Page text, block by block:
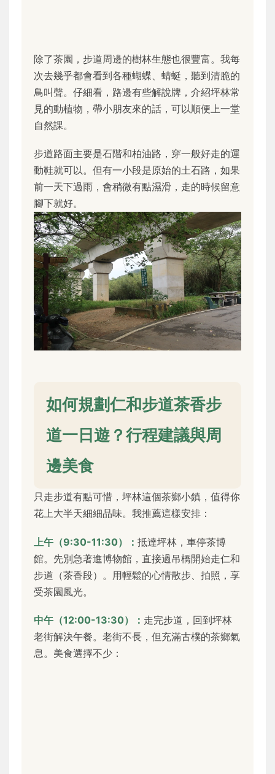
除了茶園，步道周邊的樹林生態也很豐富。我每
次去幾乎都會看到各種蝴蝶、蜻蜓，聽到清脆的
鳥叫聲。仔細看，路邊有些解說牌，介紹坪林常
見的動植物，帶小朋友來的話，可以順便上一堂
自然課。
步道路面主要是石階和柏油路，穿一般好走的運
動鞋就可以。但有一小段是原始的土石路，如果
前一天下過雨，會稍微有點濕滑，走的時候留意
腳下就好。
如何規劃仁和步道茶香步
道一日遊？行程建議與周
邊美食
只走步道有點可惜，坪林這個茶鄉小鎮，值得你
花上大半天細細品味。我推薦這樣安排：
上午（9:30-11:30）： 抵達坪林，車停茶博
館。先別急著進博物館，直接過吊橋開始走仁和
步道（茶香段）。用輕鬆的心情散步、拍照，享
受茶園風光。
中午（12:00-13:30）： 走完步道，回到坪林
老街解決午餐。老街不長，但充滿古樸的茶鄉氣
息。美食選擇不少：